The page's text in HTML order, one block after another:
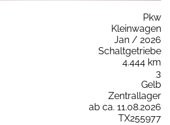
Pkw
Kleinwagen
Jan / 2026
Schaltgetriebe
4.444 km
3
Gelb
Zentrallager
ab ca. 11.08.2026
TX255977